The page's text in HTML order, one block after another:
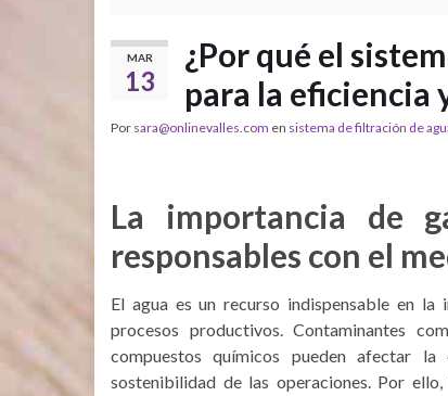
MAR
13
¿Por qué el
para la eficiencia
Por sara@onlinevalles.com en sistema de filtración de
La importancia de
responsables con el
El agua es un recurso indispensable en
procesos productivos. Contaminantes
compuestos químicos pueden afectar
sostenibilidad de las operaciones. Por